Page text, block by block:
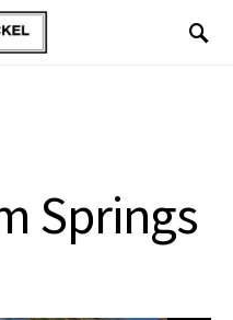
Springs